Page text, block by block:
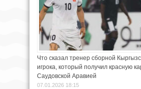
Что сказал тренер сборной
игрока, который получил красную
Саудовской Аравией
07.01.2026 18:15